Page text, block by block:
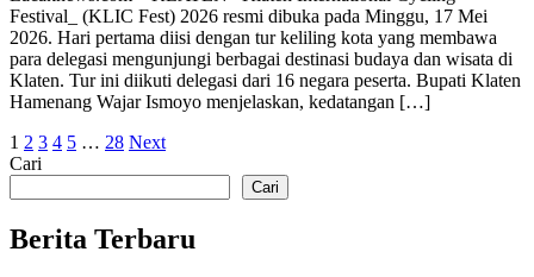
Festival_ (KLIC Fest) 2026 resmi dibuka pada Minggu, 17 Mei
2026. Hari pertama diisi dengan tur keliling kota yang membawa
para delegasi mengunjungi berbagai destinasi budaya dan wisata di
Klaten. Tur ini diikuti delegasi dari 16 negara peserta. Bupati Klaten
Hamenang Wajar Ismoyo menjelaskan, kedatangan […]
Paginasi
pos
1 2 3 4 5 … 28 Next
Cari
Cari
Berita Terbaru